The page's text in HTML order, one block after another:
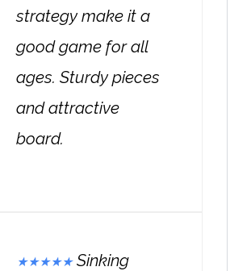
strategy make it a
good game for all
ages. Sturdy pieces
and attractive
board.
★★★★★ Sinking